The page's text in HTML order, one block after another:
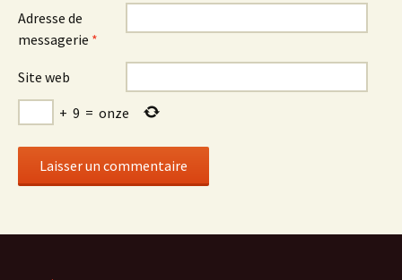
Adresse de
messagerie *
Site web
+ 9 = onze